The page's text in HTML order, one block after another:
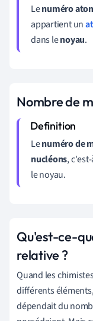
Lenuméro
appartient un
dans lenoyau.
Nombre de
Lenuméro de
nucléons,
le noyau.
Qu'est-ce-
relative ?
Quand les
différents
dépendait du